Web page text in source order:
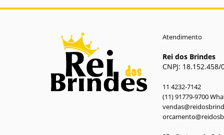
Atendimento
Rei dos Brindes
CNPJ: 18.152.458/
11 4232-7142
(11) 91779-9700